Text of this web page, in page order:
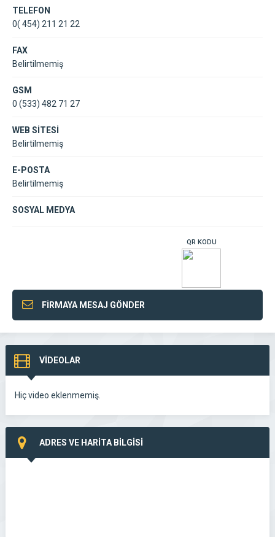
TELEFON
0( 454) 211 21 22
FAX
Belirtilmemiş
GSM
0 (533) 482 71 27
WEB SİTESİ
Belirtilmemiş
E-POSTA
Belirtilmemiş
SOSYAL MEDYA
QR KODU
FİRMAYA MESAJ GÖNDER
VİDEOLAR
Hiç video eklenmemiş.
ADRES VE HARİTA BİLGİSİ